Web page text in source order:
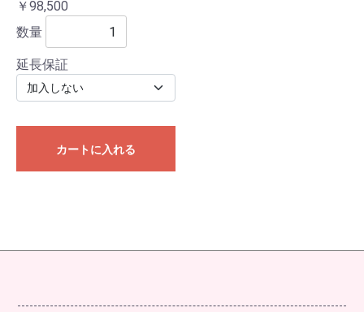
￥98,500
数量
延長保証
カートに入れる